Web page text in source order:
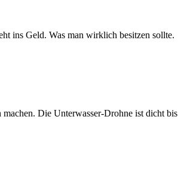
ins Geld. Was man wirklich besitzen sollte.
Die Unterwasser-Drohne ist dicht bis